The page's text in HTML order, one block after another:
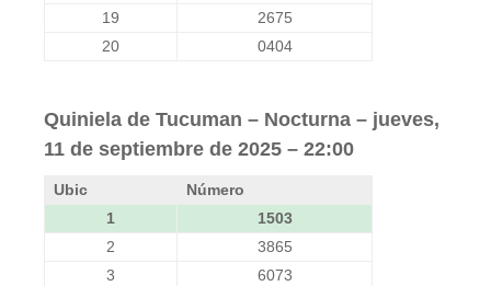
19
2675
20
0404
Quiniela de Tucuman – Nocturna – jueves,
11 de septiembre de 2025 – 22:00
Ubic
Número
1
1503
2
3865
3
6073